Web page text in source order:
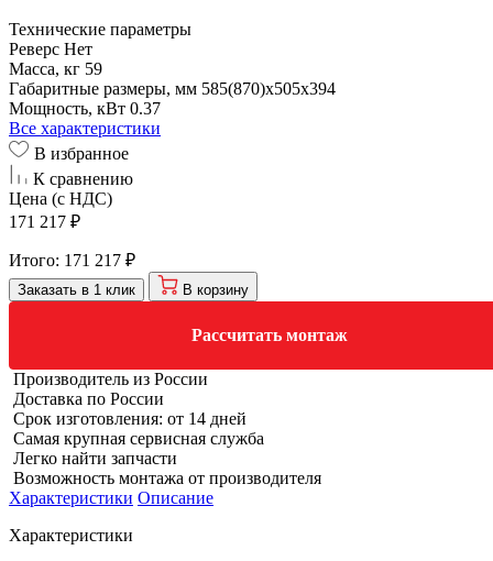
Технические параметры
Реверс Нет
Масса, кг 59
Габаритные размеры, мм 585(870)х505х394
Мощность, кВт 0.37
Все характеристики
В избранное
К сравнению
Цена (с НДС)
171 217 ₽
Итого: 171 217 ₽
Заказать в 1 клик В корзину
Рассчитать монтаж
Производитель из России
Доставка по России
Срок изготовления: от 14 дней
Самая крупная сервисная служба
Легко найти запчасти
Возможность монтажа от производителя
Характеристики Описание
Характеристики